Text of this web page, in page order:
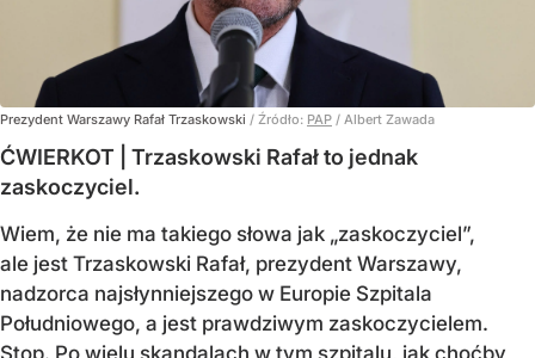
Prezydent Warszawy Rafał Trzaskowski / Źródło: PAP / Albert Zawada
ĆWIERKOT | Trzaskowski Rafał to jednak
zaskoczyciel.
Wiem, że nie ma takiego słowa jak „zaskoczyciel”,
ale jest Trzaskowski Rafał, prezydent Warszawy,
nadzorca najsłynniejszego w Europie Szpitala
Południowego, a jest prawdziwym zaskoczycielem.
Stop. Po wielu skandalach w tym szpitalu, jak choćby